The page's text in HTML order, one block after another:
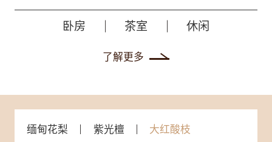
卧房 茶室 休闲
了解更多
缅甸花梨 紫光檀 大红酸枝